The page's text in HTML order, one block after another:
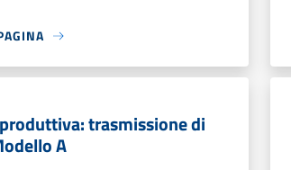
trasmissione di
A